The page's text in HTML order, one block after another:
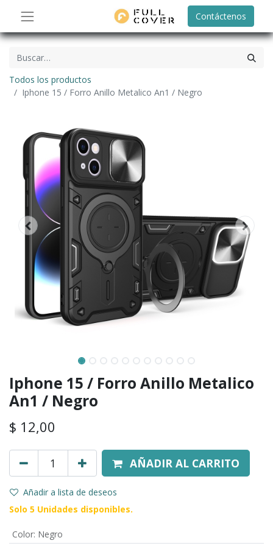
Contáctenos
Todos los productos
Iphone 15 / Forro Anillo Metalico An1 / Negro
Iphone 15 / Forro Anillo Metalico
An1 / Negro
$ 12,00
AÑADIR AL CARRITO
Añadir a lista de deseos
Solo 5 Unidades disponibles.
Color: Negro